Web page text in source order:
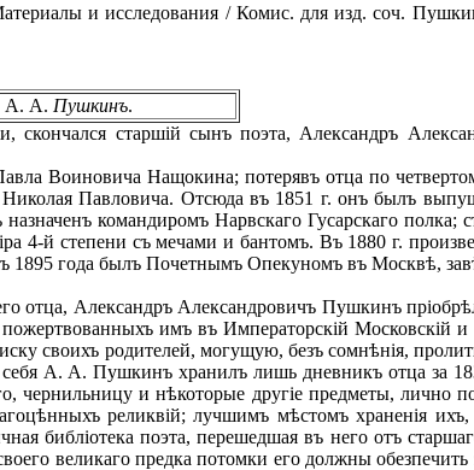
и исследования / Комис. для изд. соч.
А. А. Пушкинъ.
старшій сынъ поэта, Александръ
Воиновича Нащокина; потерявъ отца по
Павловича. Отсюда въ 1851 г. онъ былъ
командиромъ Нарвскаго Гусарскаго полка;
4-й степени съ мечами и бантомъ. Въ 1880 г.
1895 года былъ Почетнымъ Опекуномъ въ Москвѣ,
отца, Александръ Александровичъ Пушкинъ
имъ въ Императорскій Московскій
своихъ родителей, могущую, безъ сомнѣнія,
А. А. Пушкинъ хранилъ лишь дневникъ отца за
и нѣкоторые другіе предметы, лично
реликвій; лучшимъ мѣстомъ храненія
библіотека поэта, перешедшая въ него отъ
великаго предка потомки его должны